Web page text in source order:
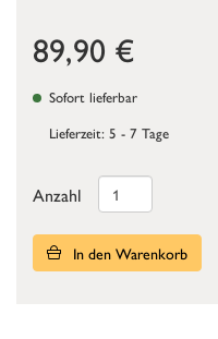
89,90 €
Sofort lieferbar
Lieferzeit: 5 - 7 Tage
Anzahl
In den Warenkorb